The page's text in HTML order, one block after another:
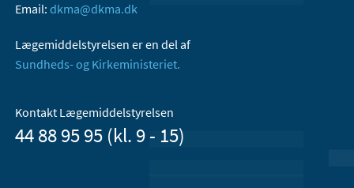
Email: dkma@dkma.dk
Lægemiddelstyrelsen er en del af
Sundheds- og Kirkeministeriet.
Kontakt Lægemiddelstyrelsen
44 88 95 95 (kl. 9 - 15)